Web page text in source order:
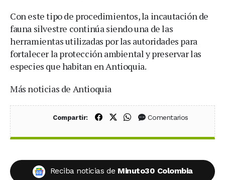
Con este tipo de procedimientos, la incautación de
fauna silvestre continúa siendo una de las
herramientas utilizadas por las autoridades para
fortalecer la protección ambiental y preservar las
especies que habitan en Antioquia.
Más noticias de Antioquia
Compartir: Compartir en Facebook
Compartir en X (Twitter)
Compartir en WhatsApp
Comentarios
Reciba noticias de Minuto30 Colombia